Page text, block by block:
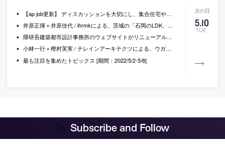
5.10
TUE
【ap job更新】 ディスカッションを大切にし、集合住宅やオフィスビル等を手掛ける「OID architects」が、設計スタッフ（新卒既卒・経験者）を募集中
井原正揮＋井原佳代 / ihrmkによる、茨城の「石岡のLDK、そしてはなれ」。退職後に家での時間が増えた夫婦の為の改修計画、現地調査で施主の住居への愛着を感じて更新でなく空気を紡ぐ様な“修繕”を志向、新旧の差異を表現しない小さな操作の積み重ねで新たな歴史を重ねる
隈研吾建築都市設計事務所のウェブサイトがリニューアル。近作や過去の代表作の写真がより大きな写真で閲覧可能に
小林一行＋樫村芙実 / テレインアーキテクツによる、ウガンダ・ナンサナの教育施設「TERAKOYA」。親を亡くした子供達が通う学校の計画、大らかで自発的利用を促す場所を求めて周辺スケールと呼応する5m角ユニットを構成した建築を考案、教室とテラスの空間が相互に補完し合い様々な状況に応える
最も注目を集めたトピックス [期間：2022/5/2-5/8]
Subscribe and Follow